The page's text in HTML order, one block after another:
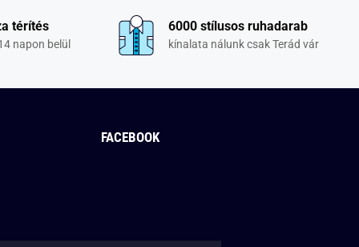
térítés
napon belül
6000 stílusos ruhadarab
kínalata nálunk csak Terád vár
FACEBOOK